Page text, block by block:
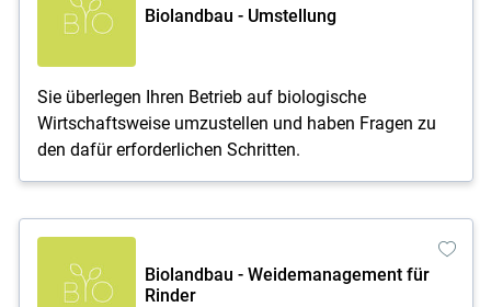
Biolandbau - Umstellung
Sie überlegen Ihren Betrieb auf biologische
Wirtschaftsweise umzustellen und haben Fragen zu
den dafür erforderlichen Schritten.
Biolandbau - Weidemanagement für
Rinder